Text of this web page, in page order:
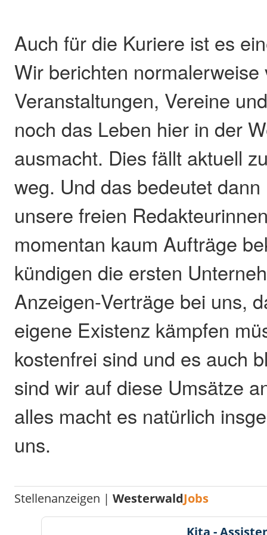
Auch für die Kuriere ist es
Wir berichten normalerweise
Veranstaltungen, Vereine
noch das Leben hier in der
ausmacht. Dies fällt aktuell
weg. Und das bedeutet
unsere freien
momentan kaum Aufträge
kündigen die ersten
Anzeigen-Verträge bei uns,
eigene Existenz kämpfen
kostenfrei sind und es auch
sind wir auf diese Umsätze
alles macht es natürlich
uns.
Stellenanzeigen |WesterwaldJobs
Kita -